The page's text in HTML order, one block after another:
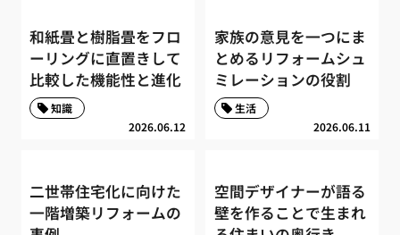
和紙畳と樹脂畳をフロ
ーリングに直置きして
比較した機能性と進化
2026.06.12
知識
家族の意見を一つにま
とめるリフォームシュ
ミレーションの役割
2026.06.11
生活
二世帯住宅化に向けた
一階増築リフォームの
空間デザイナーが語る
壁を作ることで生まれ